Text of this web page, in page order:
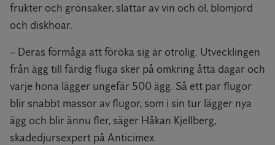
frukter och grönsaker, slattar av vin och öl, blomjord
och diskhoar.
– Deras förmåga att föröka sig är otrolig. Utvecklingen
från ägg till färdig fluga sker på omkring åtta dagar och
varje hona lägger ungefär 500 ägg. Så ett par flugor
blir snabbt massor av flugor, som i sin tur lägger nya
ägg och blir ännu fler, säger Håkan Kjellberg,
skadedjursexpert på Anticimex.